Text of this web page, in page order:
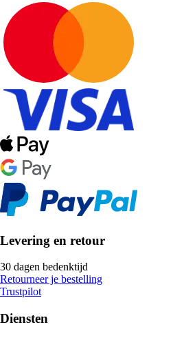
Levering en retour
30 dagen bedenktijd
Retourneer je bestelling
Trustpilot
Diensten